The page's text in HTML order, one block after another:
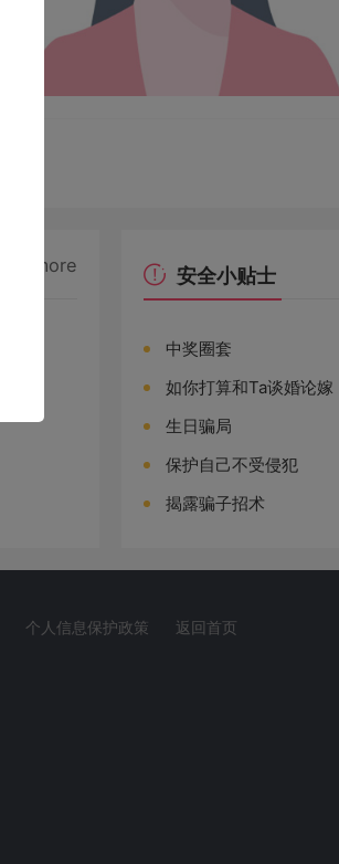
more 安全小贴士
中奖圈套
如你打算和Ta谈婚论嫁
生日骗局
保护自己不受侵犯
揭露骗子招术
个人信息保护政策
返回首页